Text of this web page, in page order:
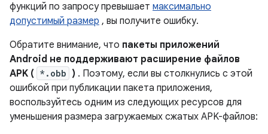
функций по запросу превышает максимально
допустимый размер , вы получите ошибку.
Обратите внимание, что пакеты приложений
Android не поддерживают расширение файлов
APK ( *.obb ) . Поэтому, если вы столкнулись с этой
ошибкой при публикации пакета приложения,
воспользуйтесь одним из следующих ресурсов для
уменьшения размера загружаемых сжатых APK-файлов: